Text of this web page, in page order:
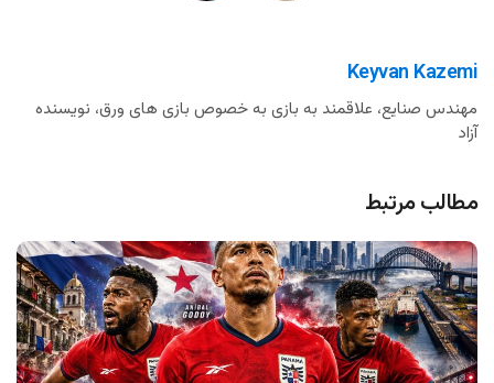
Keyvan Kazemi
مهندس صنایع، علاقمند به بازی به خصوص بازی های ورق، نویسنده
آزاد
مطالب مرتبط